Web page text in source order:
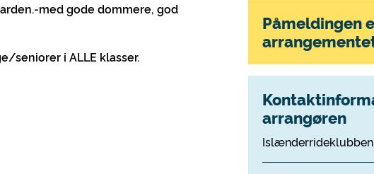
med gode dommere, god
seniorer i ALLE klasser.
Påmeldingen
arrangøren
Islænderrideklubben